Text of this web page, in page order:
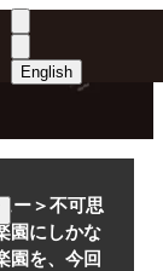
한국어
中文（简体
English
ー＞不可思
園にしかな
園を、今回